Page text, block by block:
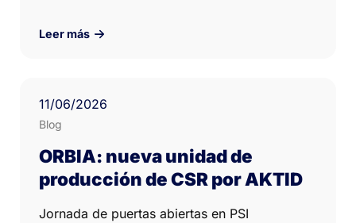
Leer más
11/06/2026
Blog
ORBIA: nueva unidad de
producción de CSR por AKTID
Jornada de puertas abiertas en PSI